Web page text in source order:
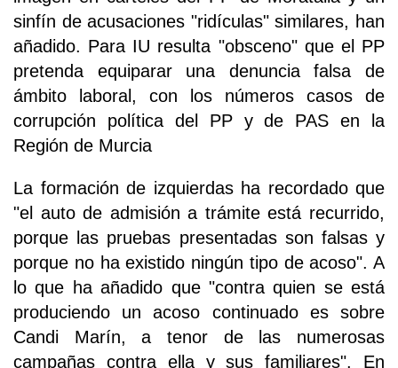
sinfín de acusaciones "ridículas" similares, han
añadido. Para IU resulta "obsceno" que el PP
pretenda equiparar una denuncia falsa de
ámbito laboral, con los números casos de
corrupción política del PP y de PAS en la
Región de Murcia
La formación de izquierdas ha recordado que
"el auto de admisión a trámite está recurrido,
porque las pruebas presentadas son falsas y
porque no ha existido ningún tipo de acoso". A
lo que ha añadido que "contra quien se está
produciendo un acoso continuado es sobre
Candi Marín, a tenor de las numerosas
campañas contra ella y sus familiares". En